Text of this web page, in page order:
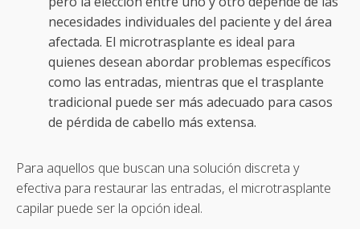
necesidades individuales del paciente y del área
afectada. El microtrasplante es ideal para
quienes desean abordar problemas específicos
como las entradas, mientras que el trasplante
tradicional puede ser más adecuado para casos
de pérdida de cabello más extensa.
Para aquellos que buscan una solución discreta y
efectiva para restaurar las entradas, el microtrasplante
capilar puede ser la opción ideal.